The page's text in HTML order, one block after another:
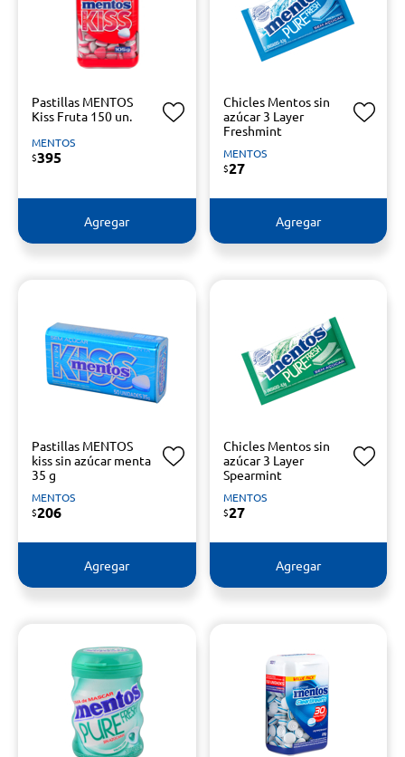
Pastillas MENTOS
Kiss Fruta 150 un.
MENTOS
$395
Agregar
Chicles Mentos sin
azúcar 3 Layer
Freshmint
MENTOS
$27
Agregar
Pastillas MENTOS
kiss sin azúcar menta
35 g
MENTOS
$206
Agregar
Chicles Mentos sin
azúcar 3 Layer
Spearmint
MENTOS
$27
Agregar